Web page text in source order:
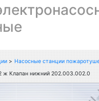
> Насосные станции
ж Клапан нижний 202.003.002.0